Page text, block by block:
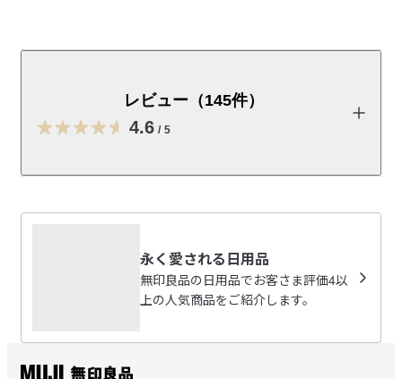
店舗受け取り可・コンビニ受け取り可
レビュー（145件）
4.6 / 5
お玉や菜箸はいつも何かの端っこに置いてたのですが、置
き場所に困る事もあり購入してみました。
参考になった（0人）
永く愛される日用品
無印良品の日用品でお客さま評価4以
上の人気商品をご紹介します。